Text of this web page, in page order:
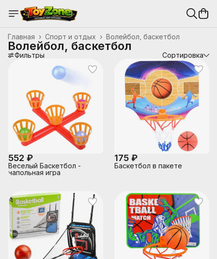
Волейбол, баскетбол
Спорт и отдых ›
Главная ›
Волейбол, баскетбол
Фильтры Сортировка
552 ₽
Веселый Баскетбол -
напольная игра
175 ₽
Баскетбол в пакете